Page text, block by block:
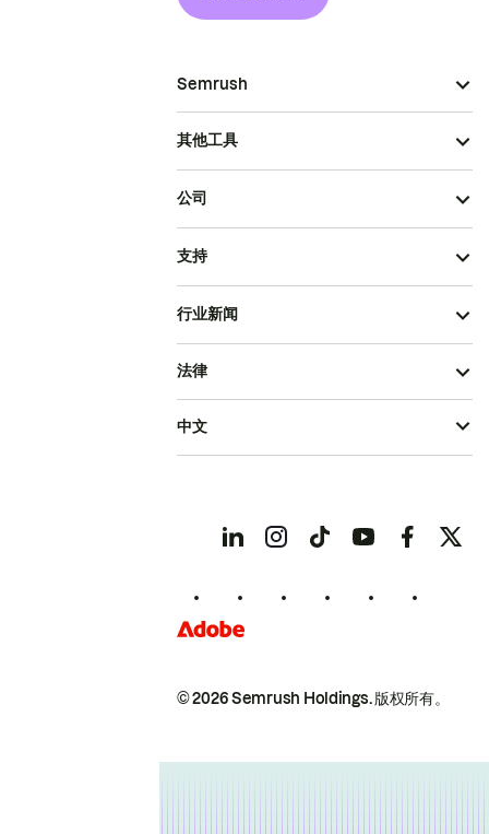
Semrush
其他工具
公司
支持
行业新闻
© 2026 Semrush Holdings.版权所有。
法律
中文